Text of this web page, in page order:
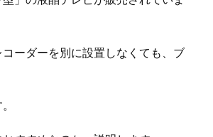
ーダーを別に設置しなくても、ブ